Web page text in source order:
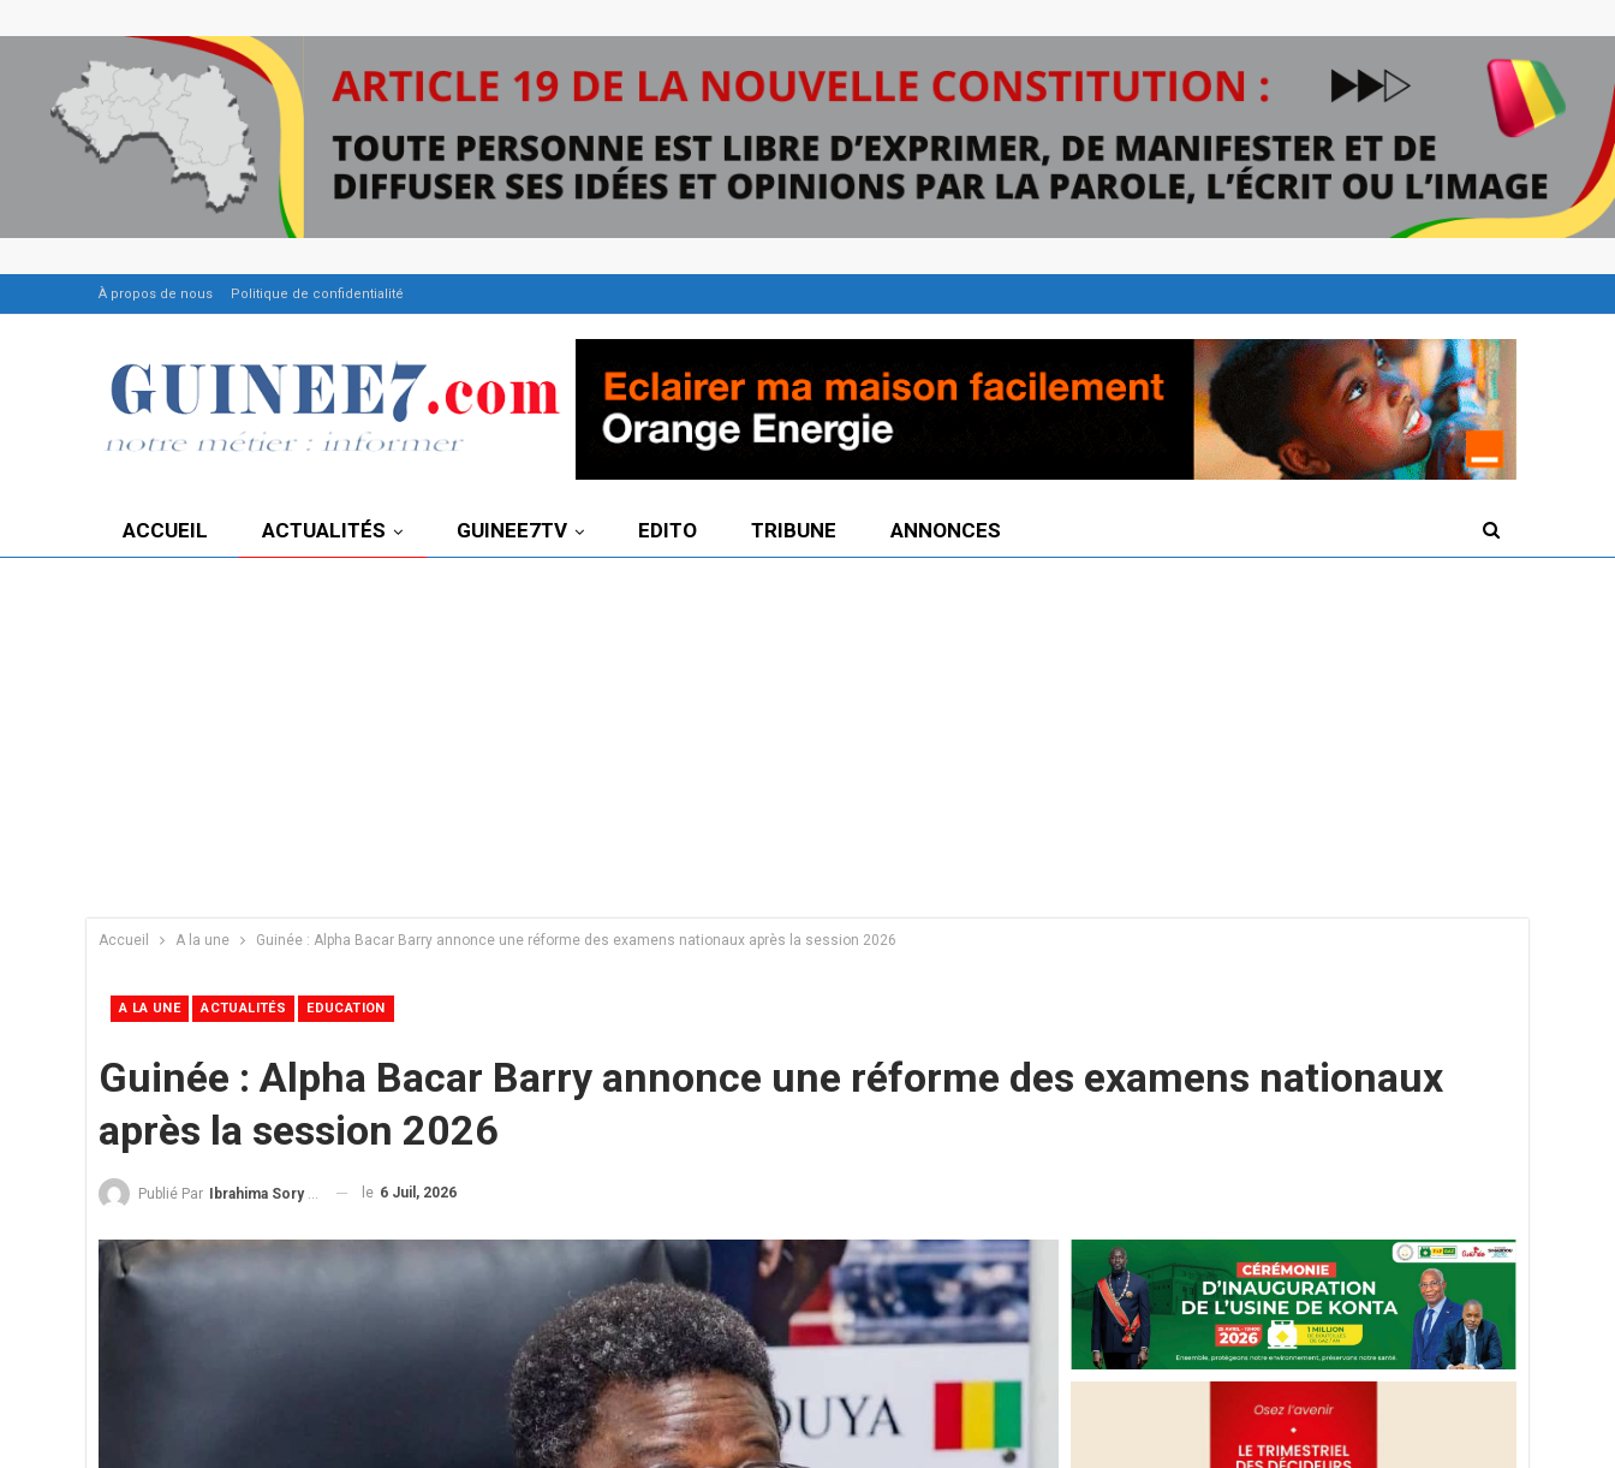
À propos de nous Politique de confidentialité
ACCUEIL ACTUALITÉS GUINEE7TV EDITO TRIBUNE ANNONCES
Accueil A la une Guinée : Alpha Bacar Barry annonce une réforme des examens nationaux après la session 2026
A LA UNE ACTUALITÉS EDUCATION
Guinée : Alpha Bacar Barry annonce une réforme des examens nationaux
après la session 2026
Publié Par Ibrahima Sory Diallo le 6 Juil, 2026